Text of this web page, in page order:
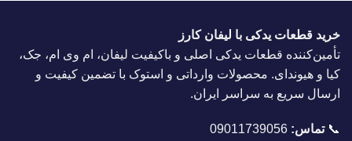
خرید قطعات یدکی با لیفان کارز
تأمین‌کننده قطعات یدکی اصلی و باکیفیت لیفان، ام وی ام، جک،
کیا و هیوندای. محصولات وارداتی و استوک با تضمین کیفیت و
ارسال سریع به سراسر ایران.
📞تماس: 09011739056